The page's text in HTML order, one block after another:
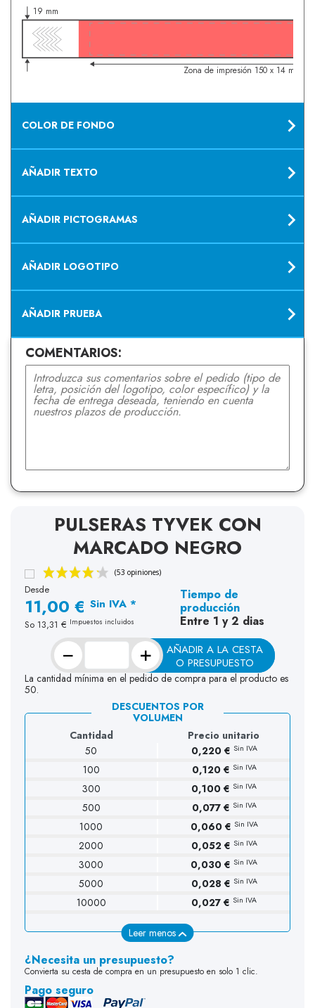
Zona de impresión 150 x 14 mm
19 mm
COLOR DE FONDO
AÑADIR TEXTO
AÑADIR PICTOGRAMAS
AÑADIR LOGOTIPO
AÑADIR PRUEBA
COMENTARIOS:
PULSERAS TYVEK CON
MARCADO NEGRO
Desde
11,00 € Sin IVA *
So 13,31 € Impuestos incluidos
Tiempo de
producción
Entre 1 y 2 dias
− +
AÑADIR A LA CESTA
O PRESUPUESTO
La cantidad mínima en el pedido de compra para el producto es
50.
DESCUENTOS POR
VOLUMEN
Cantidad
Precio unitario
50
0,220 € Sin IVA
100 0,120 € Sin IVA
300 0,100 € Sin IVA
500 0,077 € Sin IVA
1000 0,060 € Sin IVA
2000 0,052 € Sin IVA
3000 0,030 € Sin IVA
5000 0,028 € Sin IVA
10000 0,027 € Sin IVA
Leer menos
¿Necesita un presupuesto?
Convierta su cesta de compra en un presupuesto en solo 1 clic.
Pago seguro